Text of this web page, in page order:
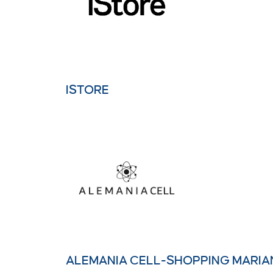
ISTORE
ALEMANIA CELL-SHOPPING